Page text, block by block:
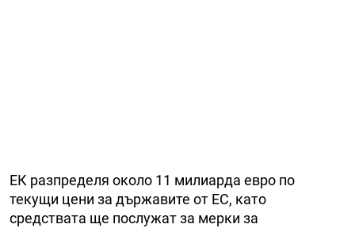
ЕК разпределя около 11 милиарда евро по
текущи цени за държавите от ЕС, като
средствата ще послужат за мерки за